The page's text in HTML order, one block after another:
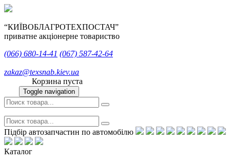
“КИЇВОБЛАГРОТЕХПОСТАЧ”
приватне акціонерне товариство
(066) 680-14-41 (067) 587-42-64
zakaz@texsnab.kiev.ua
Корзина пуста
Toggle navigation
Підбір автозапчастин по автомобілю
Каталог